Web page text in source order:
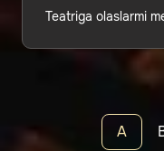
Teatriga olaslarmi
A